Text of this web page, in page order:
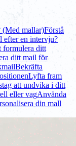
(Med mallar)Förstå
efter en intervju?
formulera ditt
ditt mail för
Bekräfta
Lyfta fram
att undvika i ditt
eller vagAnvända
din mall